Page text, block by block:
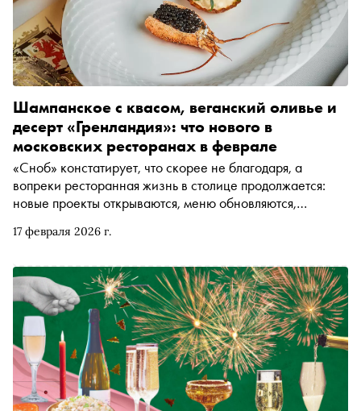
17 февраля 2026 г.
Шампанское с квасом, веганский оливье и
десерт «Гренландия»: что нового в
московских ресторанах в феврале
«Сноб» констатирует, что скорее не благодаря, а
вопреки ресторанная жизнь в столице продолжается:
новые проекты открываются, меню обновляются,
планируются